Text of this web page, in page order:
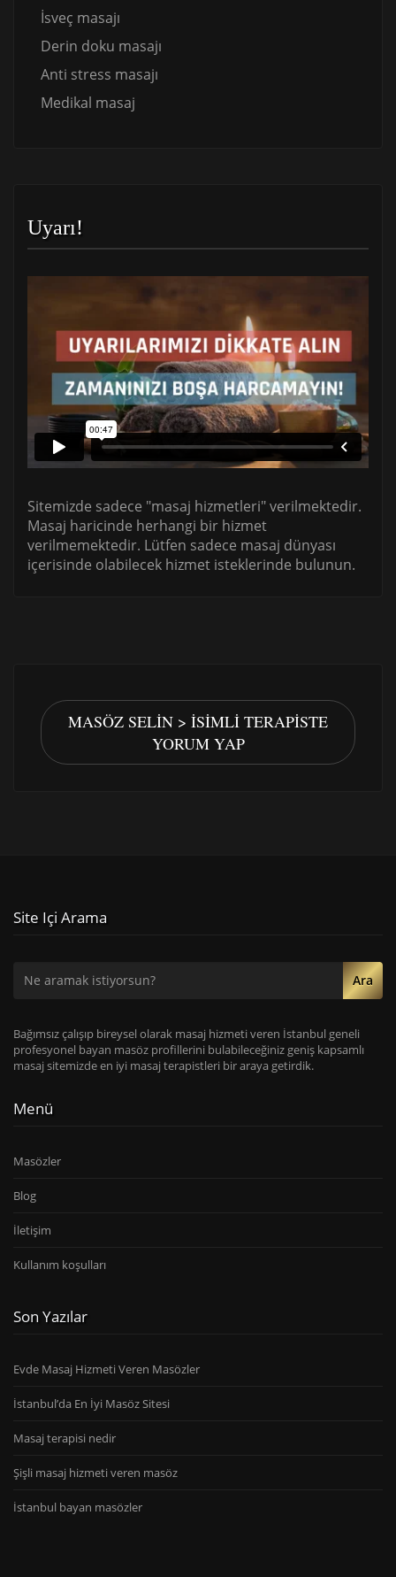
İsveç masajı
Derin doku masajı
Anti stress masajı
Medikal masaj
Uyarı!
Sitemizde sadece "masaj hizmetleri" verilmektedir.
Masaj haricinde herhangi bir hizmet
verilmemektedir. Lütfen sadece masaj dünyası
içerisinde olabilecek hizmet isteklerinde bulunun.
MASÖZ SELIN > İSIMLI TERAPISTE
YORUM YAP
Site Içi Arama
Ara
Bağımsız çalışıp bireysel olarak masaj hizmeti veren İstanbul geneli
profesyonel bayan masöz profillerini bulabileceğiniz geniş kapsamlı
masaj sitemizde en iyi masaj terapistleri bir araya getirdik.
Menü
Masözler
Blog
İletişim
Kullanım koşulları
Son Yazılar
Evde Masaj Hizmeti Veren Masözler
İstanbul’da En İyi Masöz Sitesi
Masaj terapisi nedir
Şişli masaj hizmeti veren masöz
İstanbul bayan masözler